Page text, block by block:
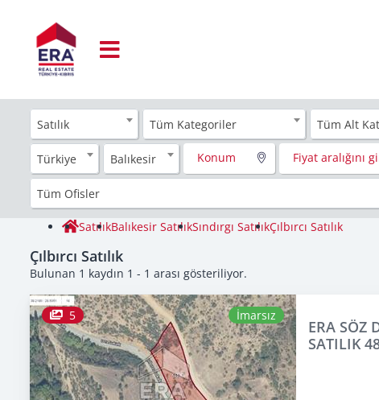
Satılık Tüm Kategoriler Tüm Alt
Türkiye Balıkesir Konum Fiyat aralığını
Tüm Ofisler
SatılıkBalıkesir SatılıkSındırgı SatılıkÇılbırcı Satılık
Çılbırcı Satılık
Bulunan 1 kaydın 1 - 1 arası gösteriliyor.
5 İmarsız
ERA SÖZ
SATILIK